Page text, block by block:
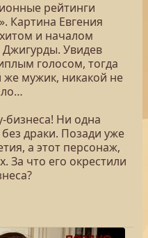
рейтинги
Картина Евгения
и началом
Увидев
голосом, тогда
мужик, никакой не
бизнеса! Ни одна
драки. Позади уже
а этот персонаж,
За что его окрестили